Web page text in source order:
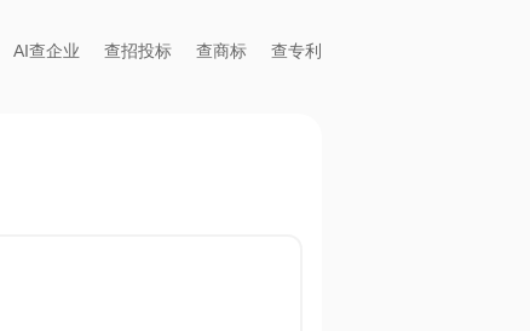
AI查企业 查招投标 查商标 查专利